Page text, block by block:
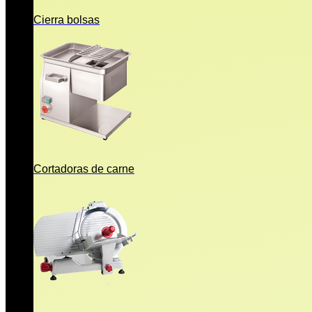
Cierra bolsas
Cortadoras de carne